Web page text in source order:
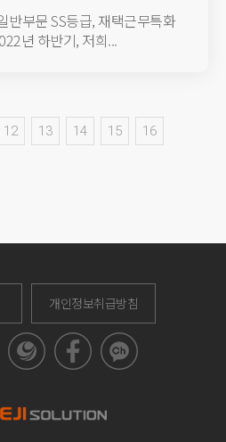
반부문 SS등급, 재택근무특화
년 하반기, 저희...
12 13 14 15 16
개인정보취급방침